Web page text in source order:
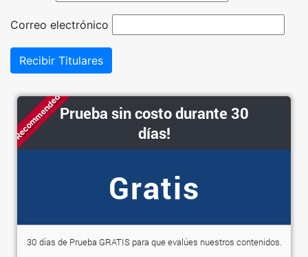
Correo electrónico
Recibir Titulares
RecommendedPrueba sin costo durante 30
días!
Gratis
30 días de Prueba GRATIS para que evalúes nuestros contenidos.